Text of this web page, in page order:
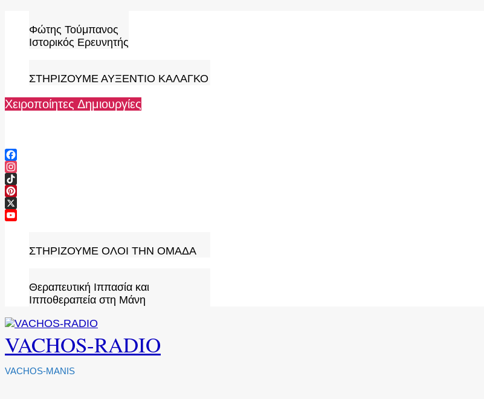
content
Φώτης Τούμπανος
Ιστορικός Ερευνητής
ΣΤΗΡΙΖΟΥΜΕ ΑΥΞΕΝΤΙΟ ΚΑΛΑΓΚΟ
Χειροποίητες Δημιουργίες
Facebook
Instagram
TikTok
Pinterest
X
ΣΤΗΡΙΖΟΥΜΕ ΟΛΟΙ ΤΗΝ ΟΜΑΔΑ
Θεραπευτική Ιππασία και
Ιπποθεραπεία στη Μάνη
VACHOS-RADIO
VACHOS-MANIS